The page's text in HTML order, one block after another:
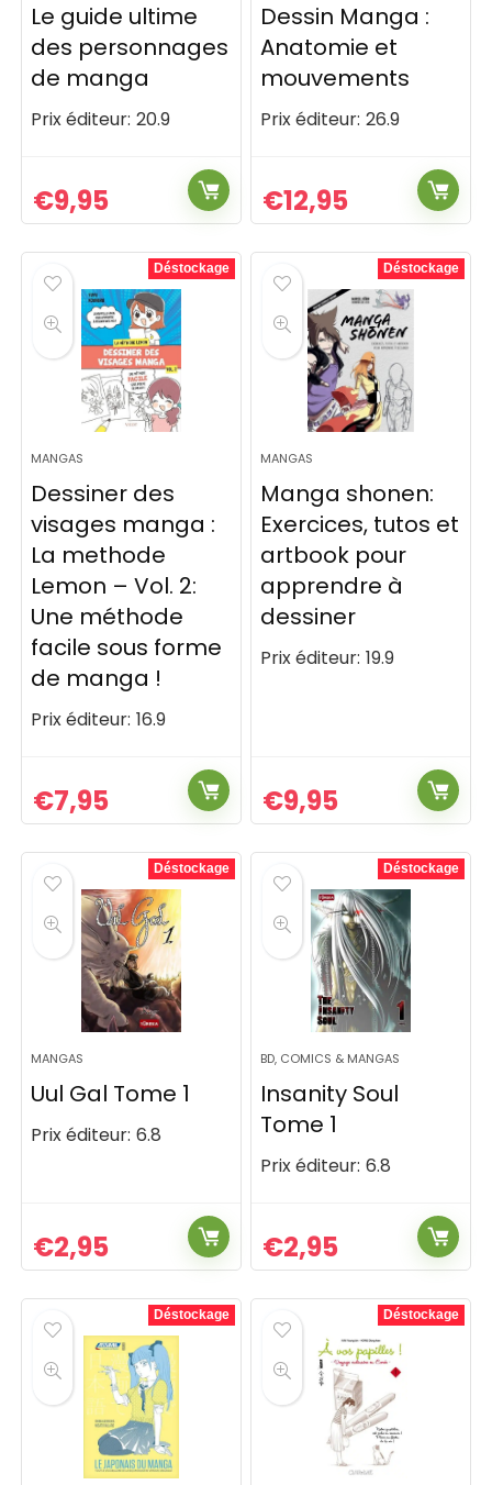
Le guide ultime
des personnages
de manga
Prix éditeur: 20.9
€9,95
Dessin Manga :
Anatomie et
mouvements
Prix éditeur: 26.9
€12,95
Déstockage
MANGAS
Dessiner des
visages manga :
La methode
Lemon – Vol. 2:
Une méthode
facile sous forme
de manga !
Prix éditeur: 16.9
€7,95
Déstockage
MANGAS
Manga shonen:
Exercices, tutos et
artbook pour
apprendre à
dessiner
Prix éditeur: 19.9
€9,95
Déstockage
MANGAS
Uul Gal Tome 1
Prix éditeur: 6.8
€2,95
Déstockage
BD, COMICS & MANGAS
Insanity Soul
Tome 1
Prix éditeur: 6.8
€2,95
Déstockage Déstockage